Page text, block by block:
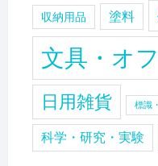
収納用品 塗料
文具・オ
日用雑貨 標識
科学・研究・実験